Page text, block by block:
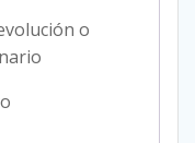
o